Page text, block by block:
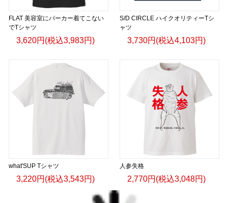
FLAT 美容室にパーカー着てこない
でTシャツ
3,620円(税込3,983円)
S/D CIRCLE ハイクオリティーTシ
ャツ
3,730円(税込4,103円)
what'SUP Tシャツ
3,220円(税込3,543円)
人参失格
2,770円(税込3,048円)